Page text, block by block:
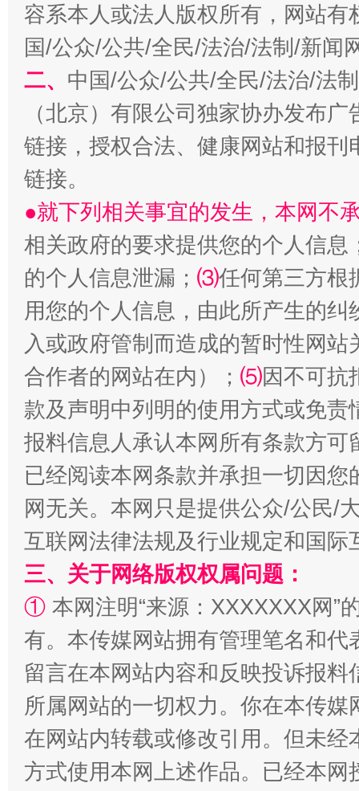
受贿1.44亿！段成刚被判无期 从幼
全民健身五年计划来了！等你上场
阿坝州三大球赛在茂县开幕 规模
容系本人或法人版权所有，网站
国/公众/公共/全民/法治/法制/新闻
二、 中国/公众/公共/全民/法治/法
（北京）有限公司独家协办发布
链接，授权合法、健康网站和报
链接。
●就下列相关事宜的发生，本网不
相关政府的要求提供您的个人信息
的个人信息泄漏； ⑶任何第三方根
用您的个人信息，由此所产生的纠
入或政府管制而造成的暂时性网
合作者的网站在内）； ⑸因不可抗
款及声明中列明的使用方式或免责
报料信息人承认本网所有条款方
已经阅读本网条款并承担一切因
网无关。本网只是提供公众/公民/
互联网法律法规及行业规定和国
三、关于网络版权权属问题：
① 本网注明“来源：XXXXXXX网”
有。本传媒网站拥有管理笔名和
留言在本网站内容和反映投诉报
所属网站的一切权力。你在本传
在网站内转载或修改引用。但未
方式使用本网上述作品。已经本